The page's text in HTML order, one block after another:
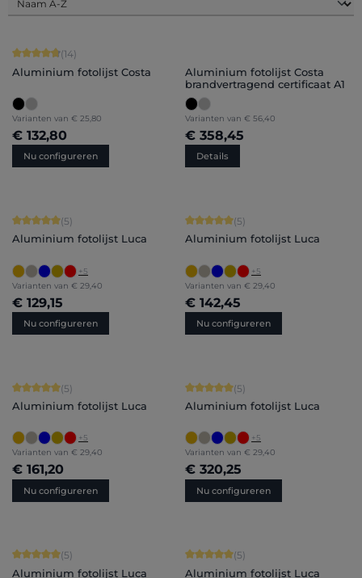
Gemiddelde waardering van 4.86 van 5 sterren
(14)
Aluminium fotolijst Costa
Varianten van € 25,80
€ 132,80
Nu configureren
Aluminium fotolijst Costa
brandvertragend certificaat A1
Varianten van € 56,40
€ 358,45
Details
Gemiddelde waardering van 5 van 5 sterren
(5)
Aluminium fotolijst Luca
+5
Varianten van € 29,40
€ 129,15
Nu configureren
Gemiddelde waardering van 5 van 5
(5)
Aluminium fotolijst Luca
+5
Varianten van € 29,40
€ 142,45
Nu configureren
Gemiddelde waardering van 5 van 5 sterren
(5)
Aluminium fotolijst Luca
+5
Varianten van € 29,40
€ 161,20
Nu configureren
Gemiddelde waardering van 5 van 5
(5)
Aluminium fotolijst Luca
+5
Varianten van € 29,40
€ 320,25
Nu configureren
Gemiddelde waardering van 5 van 5 sterren
(5)
Aluminium fotolijst Luca
Gemiddelde waardering van 5 van 5
(5)
Aluminium fotolijst Luca